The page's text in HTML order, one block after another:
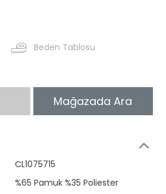
Beden Tablosu
Mağazada Ara
CL1075715
%65 Pamuk %35 Poliester